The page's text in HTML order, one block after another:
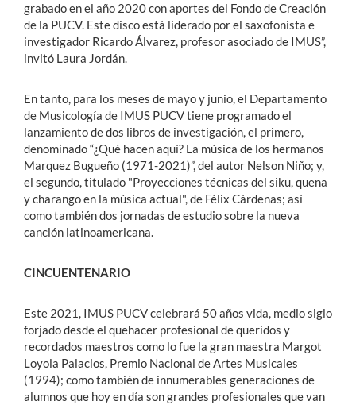
grabado en el año 2020 con aportes del Fondo de Creación
de la PUCV. Este disco está liderado por el saxofonista e
investigador Ricardo Álvarez, profesor asociado de IMUS”,
invitó Laura Jordán.
En tanto, para los meses de mayo y junio, el Departamento
de Musicología de IMUS PUCV tiene programado el
lanzamiento de dos libros de investigación, el primero,
denominado “¿Qué hacen aquí? La música de los hermanos
Marquez Bugueño (1971-2021)”, del autor Nelson Niño; y,
el segundo, titulado "Proyecciones técnicas del siku, quena
y charango en la música actual", de Félix Cárdenas; así
como también dos jornadas de estudio sobre la nueva
canción latinoamericana.
CINCUENTENARIO
Este 2021, IMUS PUCV celebrará 50 años vida, medio siglo
forjado desde el quehacer profesional de queridos y
recordados maestros como lo fue la gran maestra Margot
Loyola Palacios, Premio Nacional de Artes Musicales
(1994); como también de innumerables generaciones de
alumnos que hoy en día son grandes profesionales que van